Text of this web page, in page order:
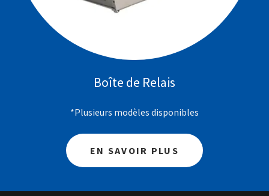
Boîte de Relais
*Plusieurs modèles disponibles
EN SAVOIR PLUS